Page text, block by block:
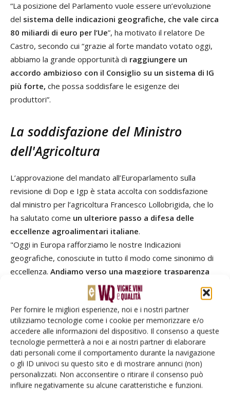
Per fornire le migliori esperienze, noi e i nostri partner
utilizziamo tecnologie come i cookie per memorizzare e/o
accedere alle informazioni del dispositivo. Il consenso a queste
tecnologie permetterà a noi e ai nostri partner di elaborare
dati personali come il comportamento durante la navigazione
o gli ID univoci su questo sito e di mostrare annunci (non)
personalizzati. Non acconsentire o ritirare il consenso può
influire negativamente su alcune caratteristiche e funzioni.
“La posizione del Parlamento vuole essere un’evoluzione
del sistema delle indicazioni geografiche, che vale circa
80 miliardi di euro per l’Ue”, ha motivato il relatore De
Castro, secondo cui “grazie al forte mandato votato oggi,
abbiamo la grande opportunità di raggiungere un
accordo ambizioso con il Consiglio su un sistema di IG
più forte, che possa soddisfare le esigenze dei
produttori”.
La soddisfazione del Ministro
dell'Agricoltura
L’approvazione del mandato all’Europarlamento sulla
revisione di Dop e Igp è stata accolta con soddisfazione
dal ministro per l’agricoltura Francesco Lollobrigida, che lo
ha salutato come un ulteriore passo a difesa delle
eccellenze agroalimentari italiane.
"Oggi in Europa rafforziamo le nostre Indicazioni
geografiche, conosciute in tutto il modo come sinonimo di
eccellenza. Andiamo verso una maggiore trasparenza
sulle vendite on line contrastando la concorrenza
sleale e ogni tipo di sofisticazione".
Al via ora la fase del trilogo
Or, a puo avere inizio la fase del trilogo per ladialettica
istituzionale tra il Parlamento Ue, la Commissione e il
Consiglio Ue,che a maggio ha approvato la propria